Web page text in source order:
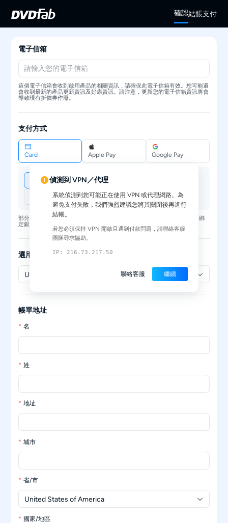
確認結賬支付
電子信箱
這個電子信箱會收到啟用產品的相關資訊，請確保此電子信箱有效。您可能還
會收到最新的產品更新資訊及好康資訊。請注意，更新您的電子信箱資訊將會
導致現有折價券作廢。
支付方式
Card Apple Pay Google Pay
部分支付方式可能需要驗證您的環境，例如 Apple Pay 或 Google Pay 需要綁
定銀行卡。若不支援，將自動切換為信用卡支付。
選用的幣種
USD
帳單地址
名
姓
地址
城市
省/市
United States of America
國家/地區
偵測到 VPN／代理
系統偵測到您可能正在使用 VPN 或代理網路。為
避免支付失敗，我們強烈建議您將其關閉後再進行
結帳。
若您必須保持 VPN 開啟且遇到付款問題，請聯絡客服
團隊尋求協助。
IP: 216.73.217.50
聯絡客服 繼續